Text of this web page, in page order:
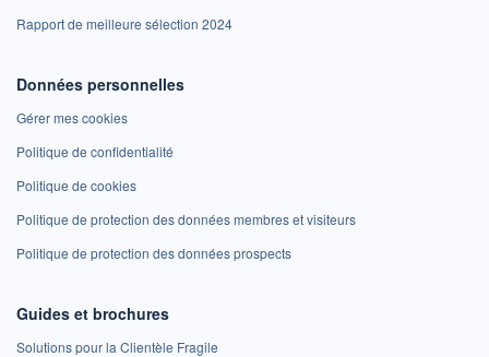
Rapport de meilleure sélection 2024
Données personnelles
Gérer mes cookies
Politique de confidentialité
Politique de cookies
Politique de protection des données membres et visiteurs
Politique de protection des données prospects
Guides et brochures
Solutions pour la Clientèle Fragile